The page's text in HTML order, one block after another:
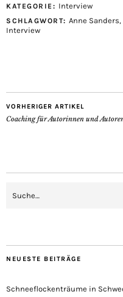
KATEGORIE: Interview
SCHLAGWORT: Anne Sanders,
Interview
VORHERIGER ARTIKEL
Coaching für Autorinnen und
NEUESTE BEITRÄGE
Schneeflockenträume in